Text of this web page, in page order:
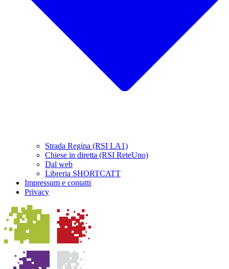
Strada Regina (RSI LA1)
Chiese in diretta (RSI ReteUno)
Dal web
Libreria SHORTCATT
Impressum e contatti
Privacy